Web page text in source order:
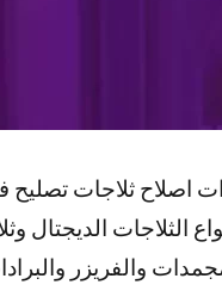
اصلاح ثلاجات
الثلاجات الديجتال
والفريزر